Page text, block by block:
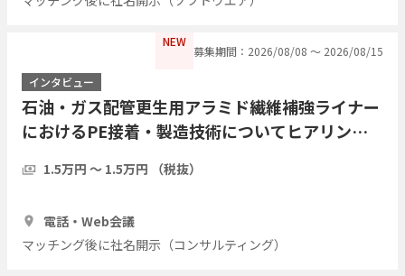
NEW
募集期間：2026/08/08 〜 2026/08/15
インタビュー
石油・ガス配管更生用アラミド繊維補強ライナー
におけるPE接着・製造技術についてヒアリング
1.5万円 〜 1.5万円 （税抜）
電話・Web会議
マッチング後に社名開示（コンサルティング）